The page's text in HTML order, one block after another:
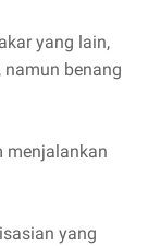
yang lain,
namun benang
menjalankan
yang